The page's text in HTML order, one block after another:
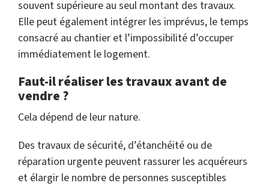
souvent supérieure au seul montant des travaux.
Elle peut également intégrer les imprévus, le temps
consacré au chantier et l’impossibilité d’occuper
immédiatement le logement.
Faut-il réaliser les travaux avant de
vendre ?
Cela dépend de leur nature.
Des travaux de sécurité, d’étanchéité ou de
réparation urgente peuvent rassurer les acquéreurs
et élargir le nombre de personnes susceptibles